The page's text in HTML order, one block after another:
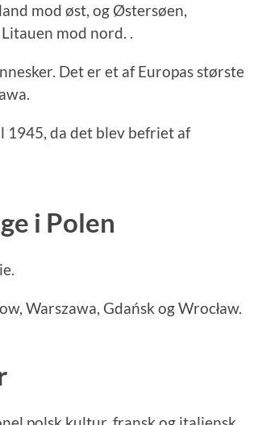
mod øst, og Østersøen,
mod nord. .
Det er et af Europas største
da det blev befriet af
i Polen
Warszawa, Gdańsk og Wrocław.